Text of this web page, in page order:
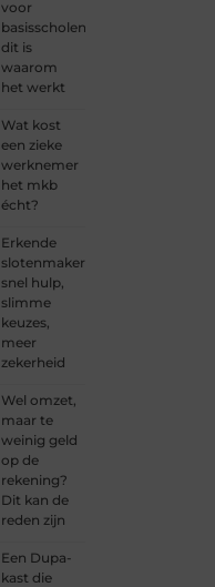
voor
basisscholen:
dit is
waarom
het werkt
Wat kost
een zieke
werknemer
het mkb
écht?
Erkende
slotenmakers:
snel hulp,
slimme
keuzes,
meer
zekerheid
Wel omzet,
maar te
weinig geld
op de
rekening?
Dit kan de
reden zijn
Een Dupa-
kast die